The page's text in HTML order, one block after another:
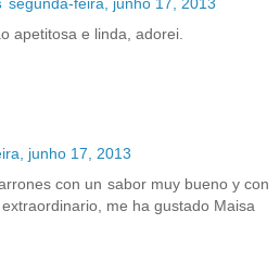
apetitosa e linda, adorei.
junho 17, 2013
con un sabor muy bueno y con
me ha gustado Maisa